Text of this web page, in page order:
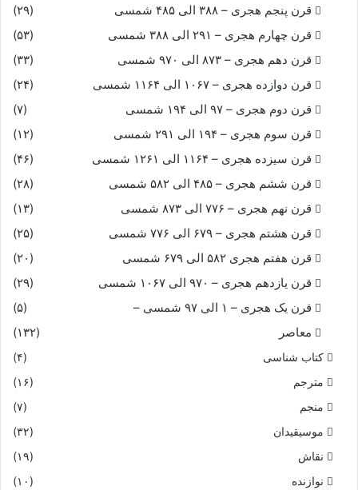
قرن پنجم هجری – ۳۸۸ الی ۴۸۵ شمسی
(۲۹)
قرن چهارم هجری – ۲۹۱ الی ۳۸۸ شمسی
(۵۳)
قرن دهم هجری – ۸۷۳ الی ۹۷۰ شمسی
(۳۳)
قرن دوازده هجری – ۱۰۶۷ الی ۱۱۶۴ شمسی
(۲۴)
قرن دوم هجری – ۹۷ الی ۱۹۴ شمسی
(۷)
قرن سوم هجری – ۱۹۴ الی ۲۹۱ شمسی
(۱۲)
قرن سیزده هجری – ۱۱۶۴ الی ۱۲۶۱ شمسی
(۴۶)
قرن ششم هجری – ۴۸۵ الی ۵۸۲ شمسی
(۲۸)
قرن نهم هجری – ۷۷۶ الی ۸۷۳ شمسی
(۱۳)
قرن هشتم هجری – ۶۷۹ الی ۷۷۶ شمسی
(۲۵)
قرن هفتم هجری ۵۸۲ الی ۶۷۹ شمسی
(۲۰)
قرن یازدهم هجری – ۹۷۰ الی ۱۰۶۷ شمسی
(۲۹)
قرن یک هجری – ۱ الی ۹۷ شمسی –
(۵)
معاصر
(۱۳۲)
کتاب شناسی
(۴)
مترجم
(۱۶)
منجم
(۷)
موسیقیدان
(۳۲)
نقاش
(۱۹)
نوازنده
(۱۰)